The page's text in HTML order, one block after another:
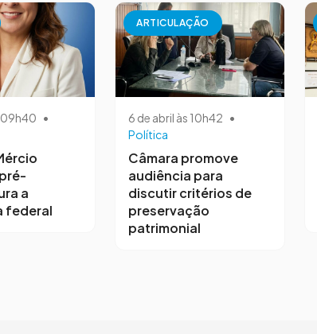
09h40 •
a
federal
ARTICULAÇÃO
6 de abril às 10h42 •
Política
Câmara promove
audiência para
discutir critérios de
preservação
patrimonial